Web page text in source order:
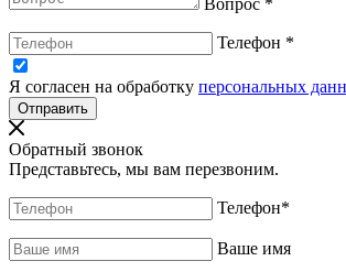
Вопрос *
Телефон *
Я согласен на обработку персональных
Обратный звонок
Представьтесь, мы вам перезвоним.
Телефон*
Ваше имя